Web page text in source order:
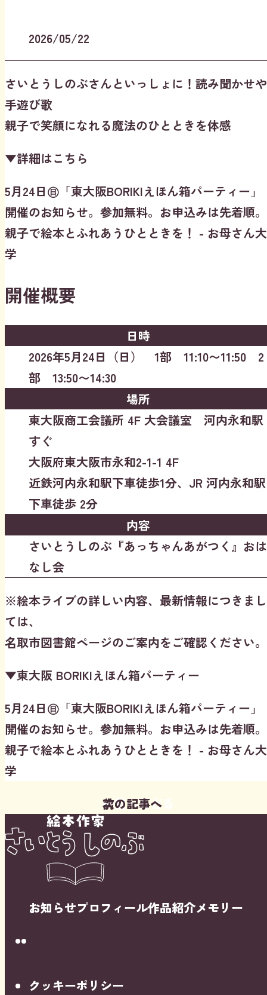
公開日2026/05/22
さいとうしのぶさんといっしょに！読み聞かせや
手遊び歌
親子で笑顔になれる魔法のひとときを体感
▼詳細はこちら
5月24日㊐「東大阪BORIKIえほん箱パーティー」
開催のお知らせ。参加無料。お申込みは先着順。
親子で絵本とふれあうひとときを！ - お母さん大
学
開催概要
日時
2026年5月24日（日） 1部 11:10〜11:50 2
部 13:50〜14:30
場所
東大阪商工会議所 4F 大会議室 河内永和駅
すぐ
大阪府東大阪市永和2-1-1 4F
近鉄河内永和駅下車徒歩1分、JR 河内永和駅
下車徒歩 2分
内容
さいとうしのぶ『あっちゃんあがつく』おは
なし会
※絵本ライブの詳しい内容、最新情報につきまし
ては、
名取市図書館ページのご案内をご確認ください。
▼東大阪 BORIKIえほん箱パーティー
5月24日㊐「東大阪BORIKIえほん箱パーティー」
開催のお知らせ。参加無料。お申込みは先着順。
親子で絵本とふれあうひとときを！ - お母さん大
学
前の記事へ
一覧へもどる
次の記事へ
お知らせプロフィール作品紹介メモリー
クッキーポリシー